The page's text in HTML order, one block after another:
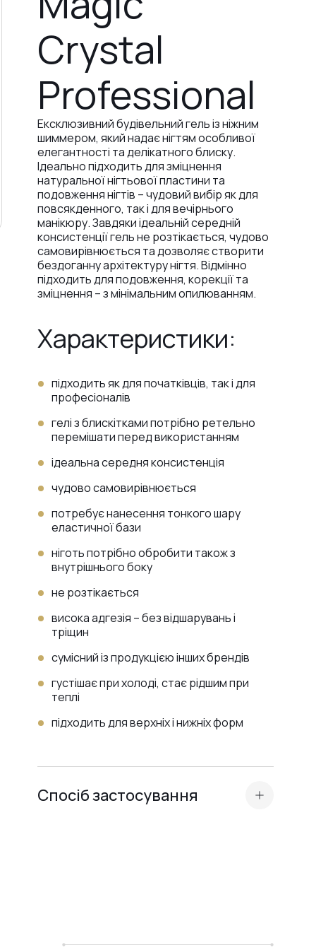
Crystal
Professional
Ексклюзивний будівельний гель із ніжним
шиммером, який надає нігтям особливої
елегантності та делікатного блиску.
Ідеально підходить для зміцнення
натуральної нігтьової пластини та
подовження нігтів – чудовий вибір як для
повсякденного, так і для вечірнього
манікюру. Завдяки ідеальній середній
консистенції гель не розтікається, чудово
самовирівнюється та дозволяє створити
бездоганну архітектуру нігтя. Відмінно
підходить для подовження, корекції та
зміцнення – з мінімальним опилюванням.
Характеристики:
підходить як для початківців, так і для
професіоналів
гелі з блискітками потрібно ретельно
перемішати перед використанням
ідеальна середня консистенція
чудово самовирівнюється
потребує нанесення тонкого шару
еластичної бази
ніготь потрібно обробити також з
внутрішнього боку
не розтікається
висока адгезія – без відшарувань і
тріщин
сумісний із продукцією інших брендів
густішає при холоді, стає рідшим при
теплі
підходить для верхніх і нижніх форм
Спосіб застосування